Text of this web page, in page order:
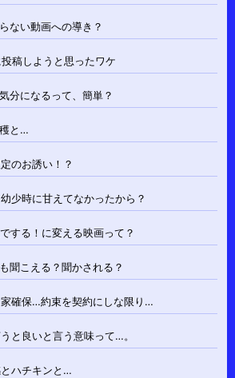
ない動画への導き？
稿しようと思ったワケ
分になるって、簡単？
と…
のお誘い！？
少時に甘えてなかったから？
する！に変える映画って？
聞こえる？聞かされる？
確保…約束を契約にしな限り…
と良いと言う意味って…。
ハチキンと…